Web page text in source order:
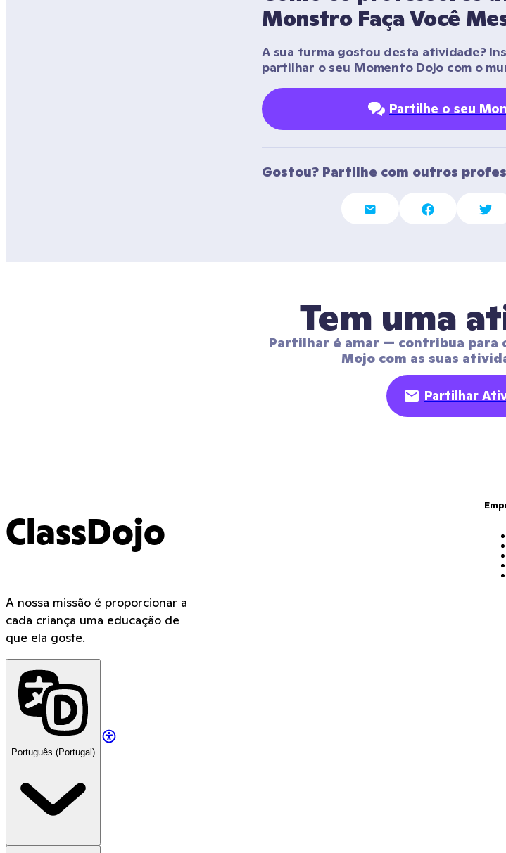
Monstro Faça Você
A sua turma gostou desta atividade?
partilhar o seu Momento Dojo com o
Partilhe o seu
Gostou? Partilhe com outros
Tem uma
Partilhar é amar — contribua para
Mojo com as suas
Partilhar
ClassDojo
A nossa missão é proporcionar a
cada criança uma educação de
que ela goste.
Português (Portugal)